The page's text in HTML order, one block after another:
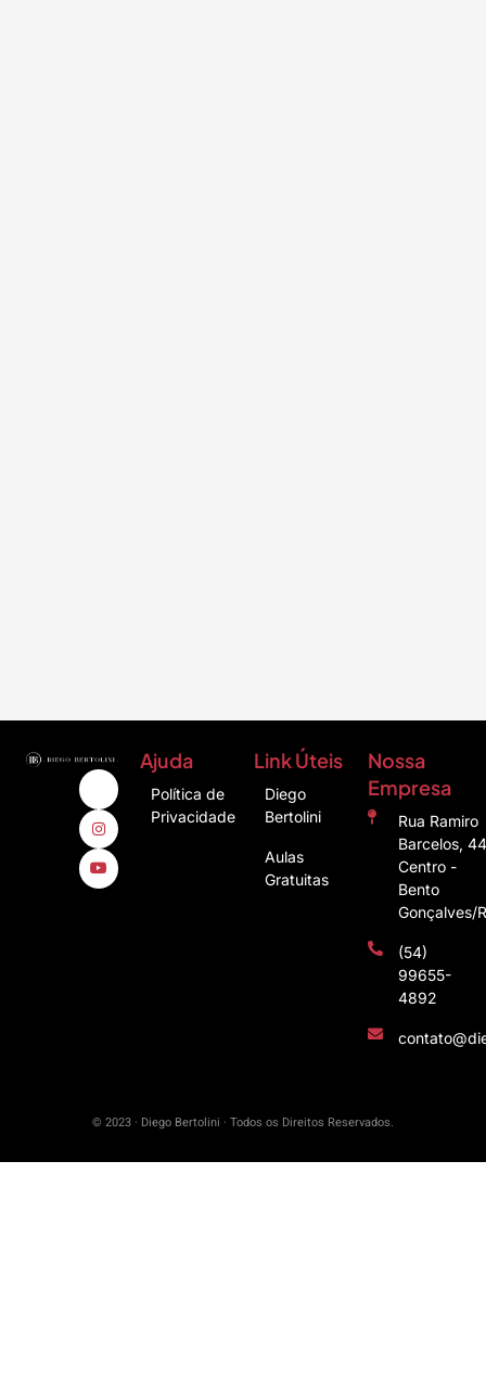
Ajuda
Política de
Privacidade
Link Úteis
Diego
Bertolini
Aulas
Gratuitas
Nossa
Empresa
Rua Ramiro
Barcelos,
Centro -
Bento
Gonçalves/
(54)
99655-
4892
© 2023 · Diego Bertolini · Todos os Direitos Reservados.